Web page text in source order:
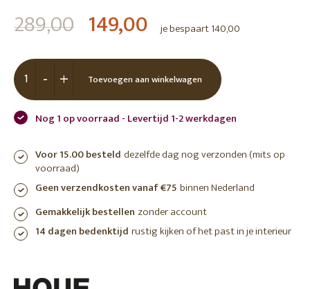
289,00 149,00 je bespaart 140,00
+
- Toevoegen aan winkelwagen
Nog 1 op voorraad - Levertijd 1-2 werkdagen
Voor 15.00 besteld dezelfde dag nog verzonden (mits op
voorraad)
Geen verzendkosten vanaf €75 binnen Nederland
Gemakkelijk bestellen zonder account
14 dagen bedenktijd rustig kijken of het past in je interieur